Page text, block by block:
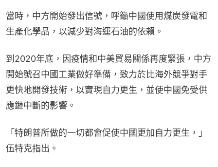
當時，中方開始發出信號，呼籲中國使用煤炭發電和
生產化學品，以減少對海運石油的依賴。
到2020年底，因疫情和中美貿易關係再度緊張，中方
開始號召中國工業做好準備，致力於比海外競爭對手
更快地開發技術，以實現自力更生，並使中國免受供
應鏈中斷的影響。
「特朗普所做的一切都會促使中國更加自力更生，」
伍特克指出。